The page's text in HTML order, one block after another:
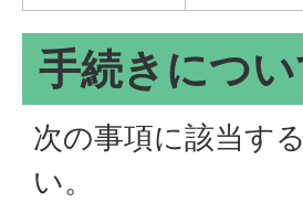
手続きについ
次の事項に該当す
い。